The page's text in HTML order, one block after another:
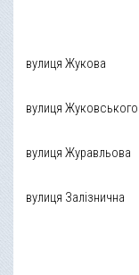
вулиця Жукова
вулиця Жуковського
вулиця Журавльова
вулиця Залізнична